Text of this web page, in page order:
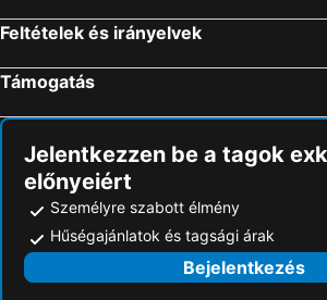
Feltételek és irányelvek
Támogatás
Jelentkezzen be a tagok
előnyeiért
Személyre szabott élmény
Hűségajánlatok és tagsági árak
Bejelentkezés